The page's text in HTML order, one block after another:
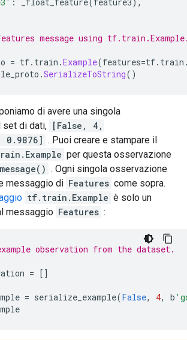
message using
= tf. train .Example(features=tf. train
.SerializeToString()
di avere una singola
set di dati, [False, 4,
. Puoi creare e stampare il
per questa osservazione
. Ogni singola osservazione
messaggio di Features come sopra.
tf.train.Example è solo un
messaggio Features :
observation from the dataset.
= []
= serialize_example(False, 4, b